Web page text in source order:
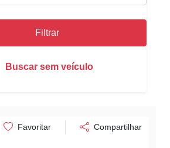
Filtrar
Buscar sem veículo
Favoritar Compartilhar